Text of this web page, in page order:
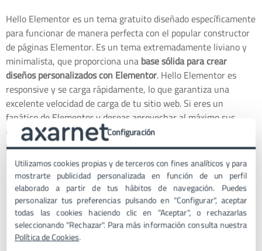
Hello Elementor es un tema gratuito diseñado específicamente
para funcionar de manera perfecta con el popular constructor
de páginas Elementor. Es un tema extremadamente liviano y
minimalista, que proporciona unabase sólida para crear
diseños personalizados con Elementor. Hello Elementor es
responsive y se carga rápidamente, lo que garantiza una
excelente velocidad de carga de tu sitio web. Si eres un
fanático de Elementor y deseas aprovechar al máximo sus
capacidades de diseño, Hello Elementor es la opción perfecta
para ti.
Ventaja: si vas a usar Elementor, es el tema ideal ya que
se enfoca en proporcionar una base limpia que se integra
perfectamente con el constructor.
Desventaja: si no vas a usar Elementor, es un tema muy
simple en comparación con otras opciones que hay en el
buscador de WordPress.
Configuración
Utilizamos cookies propias y de terceros con fines analíticos y para
mostrarte publicidad personalizada en función de un perfil
elaborado a partir de tus hábitos de navegación. Puedes
personalizar tus preferencias pulsando en "Configurar", aceptar
todas las cookies haciendo clic en "Aceptar", o rechazarlas
seleccionando "Rechazar". Para más información consulta nuestra
Política de Cookies.